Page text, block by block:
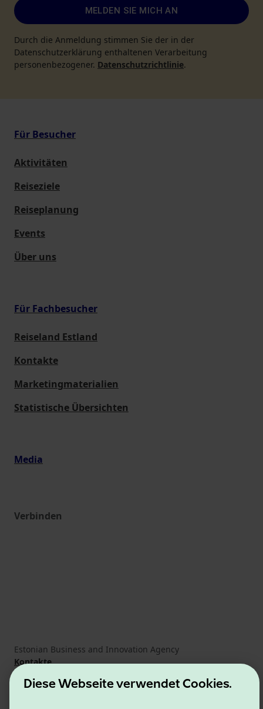
Diese Webseite verwendet Cookies.
MELDEN SIE MICH AN
Durch die Anmeldung stimmen Sie der in der
Datenschutzerklärung enthaltenen Verarbeitung
personenbezogener. Datenschutzrichtlinie.
Für Besucher
Aktivitäten
Reiseziele
Reiseplanung
Events
Über uns
Für Fachbesucher
Reiseland Estland
Kontakte
Marketingmaterialien
Statistische Übersichten
Media
Verbinden
Estonian Business and Innovation Agency
Kontakte
Kooperationspartner
Nutzungsbedingungen